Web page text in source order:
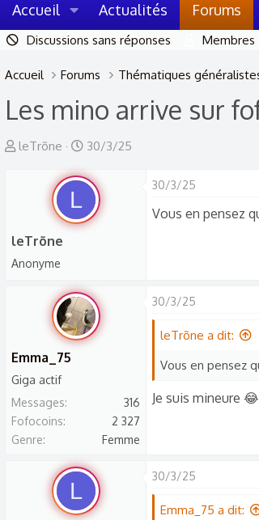
Accueil Actualités Forums
Discussions sans réponses Membres
Accueil Forums Thématiques
Les mino arrive sur
A
r
d
i
s
c
u
s
leTrõne
D
t
e
d
é
b
u
t
30/3/25
L
leTrõne
Anonyme
30/3/25
Vous en pensez
Emma_75
Giga actif
Messages
316
Fofocoins
2 327
Genre
Femme
30/3/25
leTrõne a dit:
Vous en pensez
Je suis mineure 😂
L
30/3/25
Emma_75 a dit: